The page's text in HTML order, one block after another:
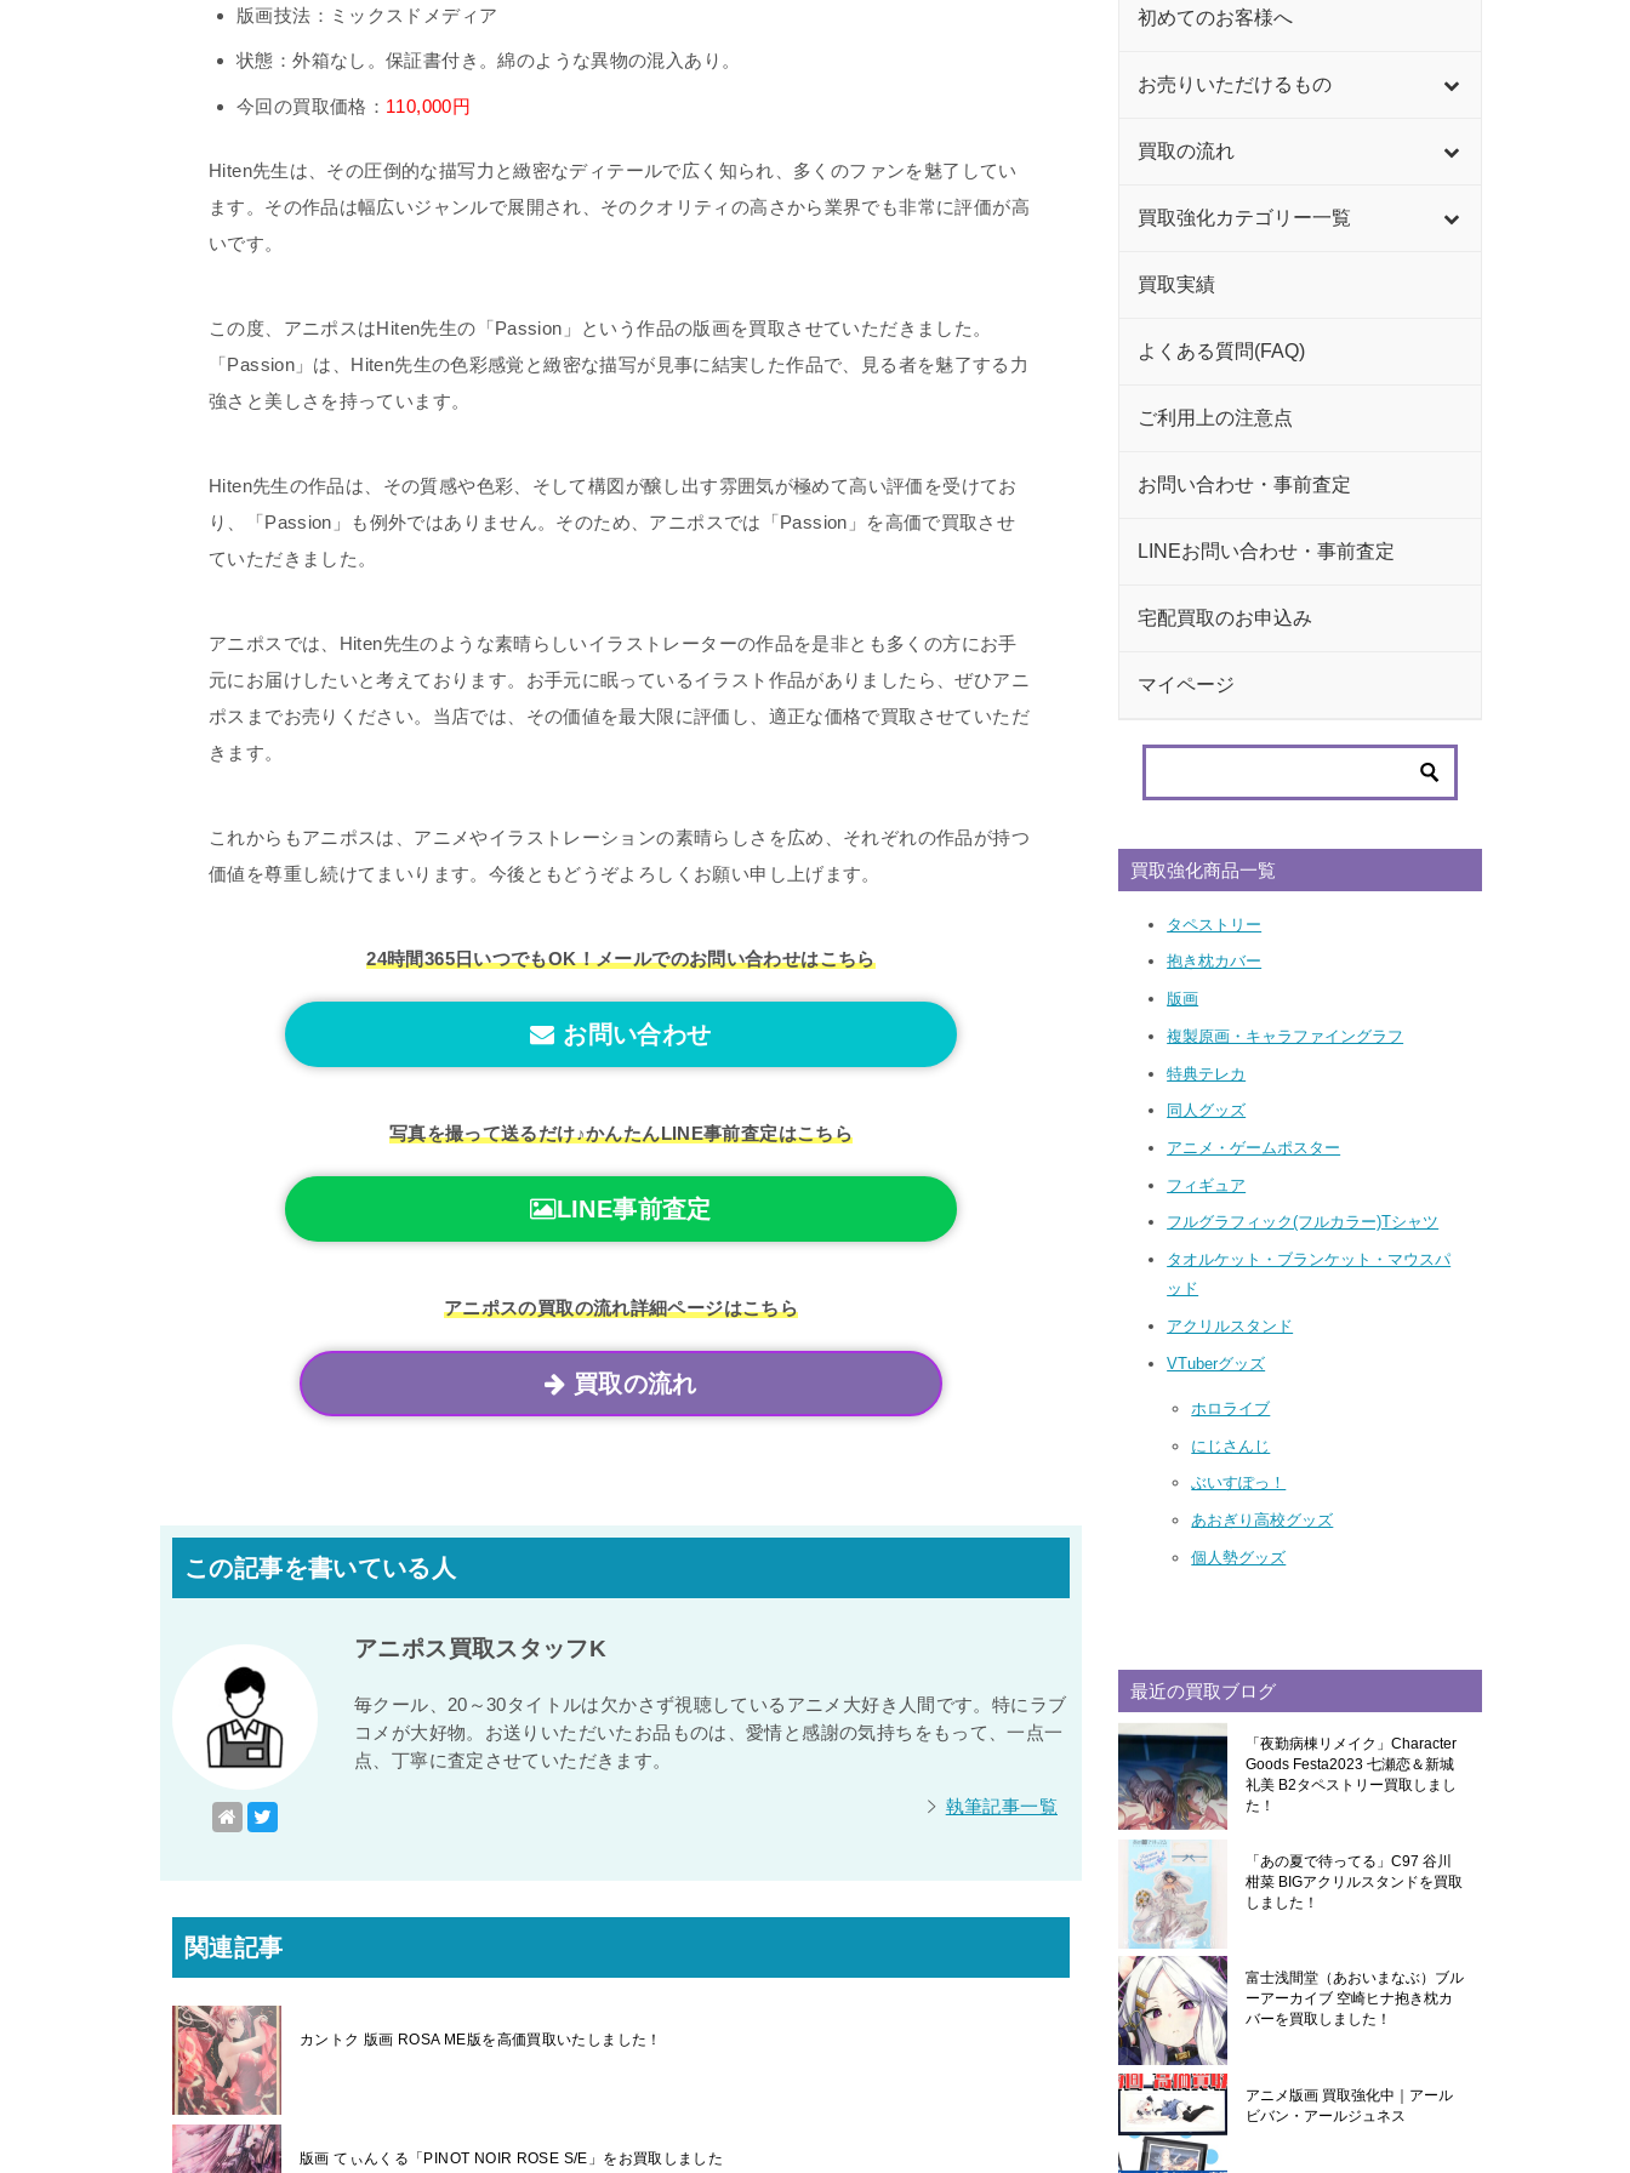
版画技法：ミックスドメディア
状態：外箱なし。保証書付き。綿のような異物の混入あり。
今回の買取価格： 110,000円
Hiten先生は、その圧倒的な描写力と緻密なディテールで広く知られ、多くのファンを魅了してい
ます。その作品は幅広いジャンルで展開され、そのクオリティの高さから業界でも非常に評価が高
いです。
この度、アニポスはHiten先生の「Passion」という作品の版画を買取させていただきました。
「Passion」は、Hiten先生の色彩感覚と緻密な描写が見事に結実した作品で、見る者を魅了する力
強さと美しさを持っています。
Hiten先生の作品は、その質感や色彩、そして構図が醸し出す雰囲気が極めて高い評価を受けてお
り、「Passion」も例外ではありません。そのため、アニポスでは「Passion」を高価で買取させ
ていただきました。
アニポスでは、Hiten先生のような素晴らしいイラストレーターの作品を是非とも多くの方にお手
元にお届けしたいと考えております。お手元に眠っているイラスト作品がありましたら、ぜひアニ
ポスまでお売りください。当店では、その価値を最大限に評価し、適正な価格で買取させていただ
きます。
これからもアニポスは、アニメやイラストレーションの素晴らしさを広め、それぞれの作品が持つ
価値を尊重し続けてまいります。今後ともどうぞよろしくお願い申し上げます。
24時間365日いつでもOK！メールでのお問い合わせはこちら
お問い合わせ
写真を撮って送るだけ♪かんたんLINE事前査定はこちら
LINE事前査定
アニポスの買取の流れ詳細ページはこちら
買取の流れ
この記事を書いている人
アニポス買取スタッフK
毎クール、20～30タイトルは欠かさず視聴しているアニメ大好き人間です。特にラブ
コメが大好物。お送りいただいたお品ものは、愛情と感謝の気持ちをもって、一点一
点、丁寧に査定させていただきます。
執筆記事一覧
関連記事
カントク 版画 ROSA ME版を高価買取いたしました！
版画 てぃんくる「PINOT NOIR ROSE S/E」をお買取しました
初めてのお客様へ
お売りいただけるもの
買取の流れ
買取強化カテゴリー一覧
買取実績
よくある質問(FAQ)
ご利用上の注意点
お問い合わせ・事前査定
LINEお問い合わせ・事前査定
宅配買取のお申込み
マイページ
買取強化商品一覧
タペストリー
抱き枕カバー
版画
複製原画・キャラファイングラフ
特典テレカ
同人グッズ
アニメ・ゲームポスター
フィギュア
フルグラフィック(フルカラー)Tシャツ
タオルケット・ブランケット・マウスパ
ッド
アクリルスタンド
VTuberグッズ
ホロライブ
にじさんじ
ぶいすぽっ！
あおぎり高校グッズ
個人勢グッズ
最近の買取ブログ
「夜勤病棟リメイク」Character
Goods Festa2023 七瀬恋＆新城
礼美 B2タペストリー買取しまし
た！
「あの夏で待ってる」C97 谷川
柑菜 BIGアクリルスタンドを買取
しました！
富士浅間堂（あおいまなぶ）ブル
ーアーカイブ 空崎ヒナ抱き枕カ
バーを買取しました！
アニメ版画 買取強化中｜アール
ビバン・アールジュネス